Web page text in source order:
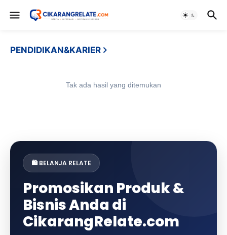
PENDIDIKAN&KARIER
Tak ada hasil yang ditemukan
🛍️ BELANJA RELATE
Promosikan Produk &
Bisnis Anda di
CikarangRelate.com